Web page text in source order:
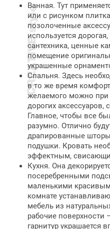
Ванная. Тут
или с рисунком
позолоченные
используется
сантехника, ценные
помещение
украшенные
Спальня. Здесь
в то же время
желаемого можно
дорогих аксессуаров,
Главное, чтобы все
разумно. Отлично
драпированные
подушки. Кровать
эффектным,
Кухня. Она
посеребренными
маленькими
комнате
мебель из
рабочие
гарнитур украшается